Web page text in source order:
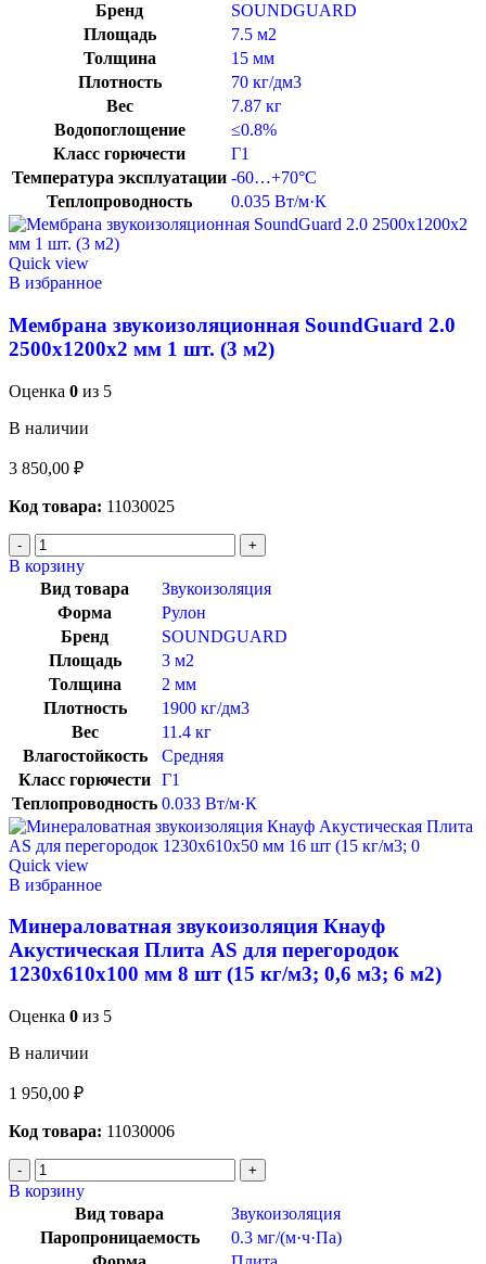
Бренд
SOUNDGUARD
Площадь
7.5 м2
Толщина
15 мм
Плотность
70 кг/дм3
Вес
7.87 кг
Водопоглощение
≤0.8%
Класс горючести
Г1
Температура эксплуатации -60…+70°C
Теплопроводность
0.035 Вт/м·К
Quick view
В избранное
Мембрана звукоизоляционная SoundGuard 2.0
2500х1200х2 мм 1 шт. (3 м2)
Оценка 0 из 5
В наличии
3 850,00 ₽
Код товара: 11030025
В корзину
Вид товара
Звукоизоляция
Форма
Рулон
Бренд
SOUNDGUARD
Площадь
3 м2
Толщина
2 мм
Плотность
1900 кг/дм3
Вес
11.4 кг
Влагостойкость
Средняя
Класс горючести Г1
Теплопроводность 0.033 Вт/м·К
Quick view
В избранное
Минераловатная звукоизоляция Кнауф
Акустическая Плита AS для перегородок
1230x610x100 мм 8 шт (15 кг/м3; 0,6 м3; 6 м2)
Оценка 0 из 5
В наличии
1 950,00 ₽
Код товара: 11030006
В корзину
Вид товара
Звукоизоляция
Паропроницаемость
0.3 мг/(м·ч·Па)